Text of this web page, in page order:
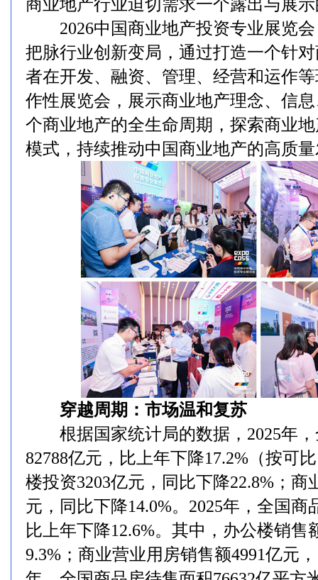
商业地产行业迫切需求一个露出与展
2026中国商业地产投资专业展览会
把脉行业创新变局，通过打造一个针
者在开发、融资、管理、经营和运作
作性展览会，展示商业地产理念、信
个商业地产的全生命周期，探索商业
模式，持续推动中国商业地产的高质
穿越周期：市场温和复苏
根据国家统计局的数据，2025年，
82788亿元，比上年下降17.2%（按可
楼投资3203亿元，同比下降22.8%；商
元，同比下降14.0%。2025年，全国商
比上年下降12.6%。其中，办公楼销售
9.3%；商业营业用房销售额4991亿元